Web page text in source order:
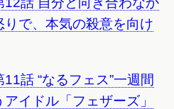
りで、本気の殺意を向け
11話 “なるフェス”一週間
イドル「フェザーズ」